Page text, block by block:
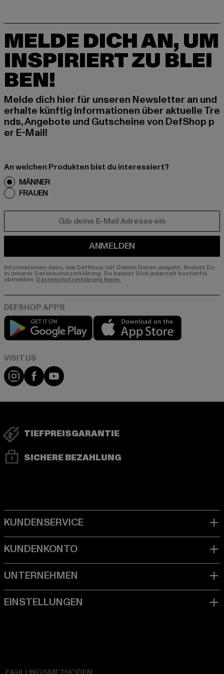
MELDE DICH AN, UM
INSPIRIERT ZU BLEI
BEN!
Melde dich hier für unseren Newsletter an und
erhalte künftig Informationen über aktuelle Tre
nds, Angebote und Gutscheine von DefShop p
er E-Mail!
An welchen Produkten bist du interessiert?
MÄNNER
FRAUEN
ANMELDEN
Informationen dazu, wie DefShop mit Deinen Daten umgeht, findest Du
in unserer Datenschutzerklärung. Du kannst Dich jederzeit kostenfei
abmelden. Datenschutzerklärung lesen.
Play market
Visit our Instagram page:
Visit our Facebook page:
Visit our YouTube channel:
TIEFPREISGARANTIE
SICHERE BEZAHLUNG